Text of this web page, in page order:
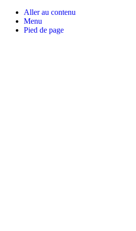
Aller au contenu
Menu
Pied de page